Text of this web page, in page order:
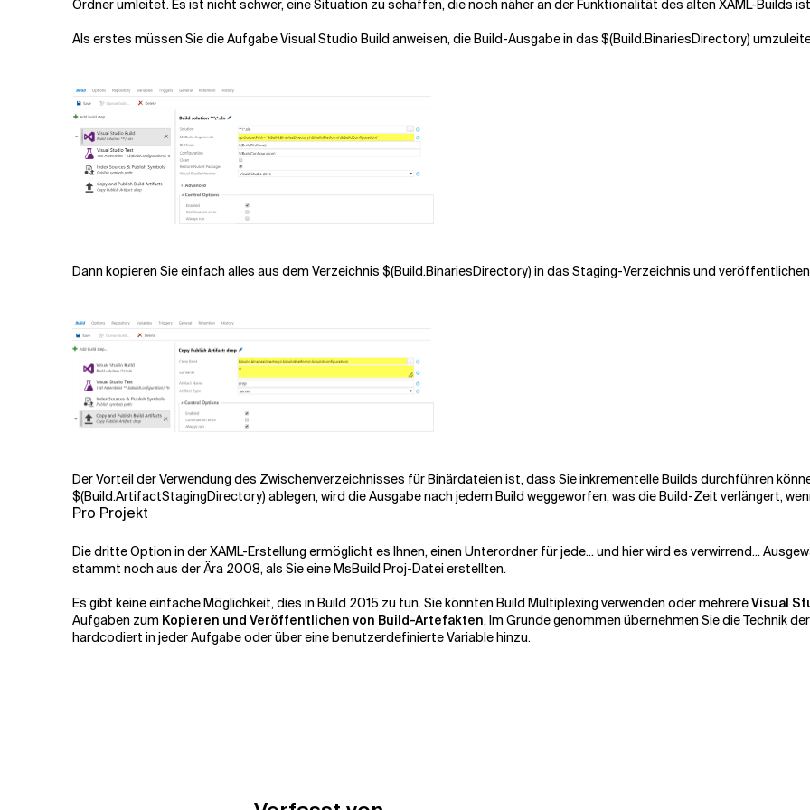
Ordner umleitet. Es ist nicht schwer, eine Situation zu schaffen, die noch näher an der Funktionalität des alten XAML-Builds
Als erstes müssen Sie die Aufgabe Visual Studio Build anweisen, die Build-Ausgabe in das $(Build.BinariesDirectory)
Dann kopieren Sie einfach alles aus dem Verzeichnis $(Build.BinariesDirectory) in das Staging-Verzeichnis und
Der Vorteil der Verwendung des Zwischenverzeichnisses für Binärdateien ist, dass Sie inkrementelle Builds durchführen
$(Build.ArtifactStagingDirectory) ablegen, wird die Ausgabe nach jedem Build weggeworfen, was die Build-Zeit verlängert,
Pro Projekt
Die dritte Option in der XAML-Erstellung ermöglicht es Ihnen, einen Unterordner für jede... und hier wird es verwirrend...
stammt noch aus der Ära 2008, als Sie eine MsBuild Proj-Datei erstellten.
Es gibt keine einfache Möglichkeit, dies in Build 2015 zu tun. Sie könnten Build Multiplexing verwenden oder mehrereVisual
Aufgaben zum Kopieren und Veröffentlichen von Build-Artefakten. Im Grunde genommen übernehmen Sie die Technik
hardcodiert in jeder Aufgabe oder über eine benutzerdefinierte Variable hinzu.